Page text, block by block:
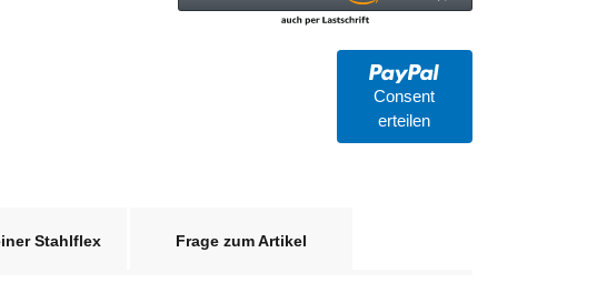
Consent
erteilen
Stahlflex Frage zum Artikel